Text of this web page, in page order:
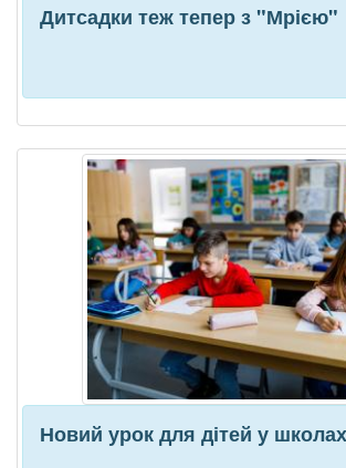
Дитсадки теж тепер з "Мрією"
Новий урок для дітей у